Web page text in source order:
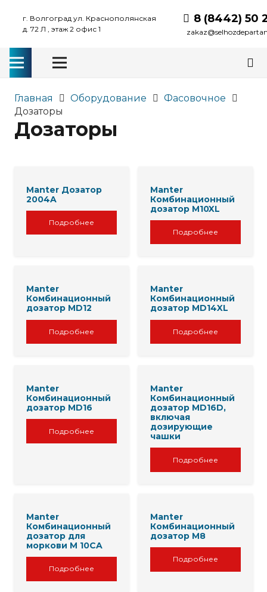
г. Волгоград ул. Краснополянская
д. 72 Л , этаж 2 офис 1
8 (8442) 50
Главная Оборудование
Фасовочное
Дозаторы
Дозаторы
Manter Дозатор
2004A
Подробнее
Manter
Комбинационный
дозатор M10XL
Подробнее
Manter
Комбинационный
дозатор MD12
Подробнее
Manter
Комбинационный
дозатор MD14XL
Подробнее
Manter
Комбинационный
дозатор MD16
Подробнее
Manter
Комбинационный
дозатор MD16D,
включая
дозирующие
чашки
Подробнее
Manter
Комбинационный
дозатор для
моркови M 10CA
Подробнее
Manter
Комбинационный
дозатор М8
Подробнее